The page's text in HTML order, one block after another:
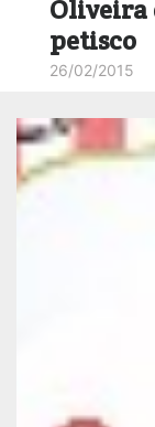
Oliveira
petisco
26/02/2015